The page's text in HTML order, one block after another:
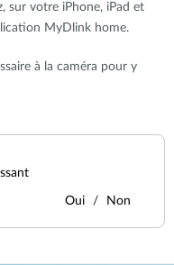
sur votre iPhone, iPad et
MyDlink home.
à la caméra pour y
Oui Non